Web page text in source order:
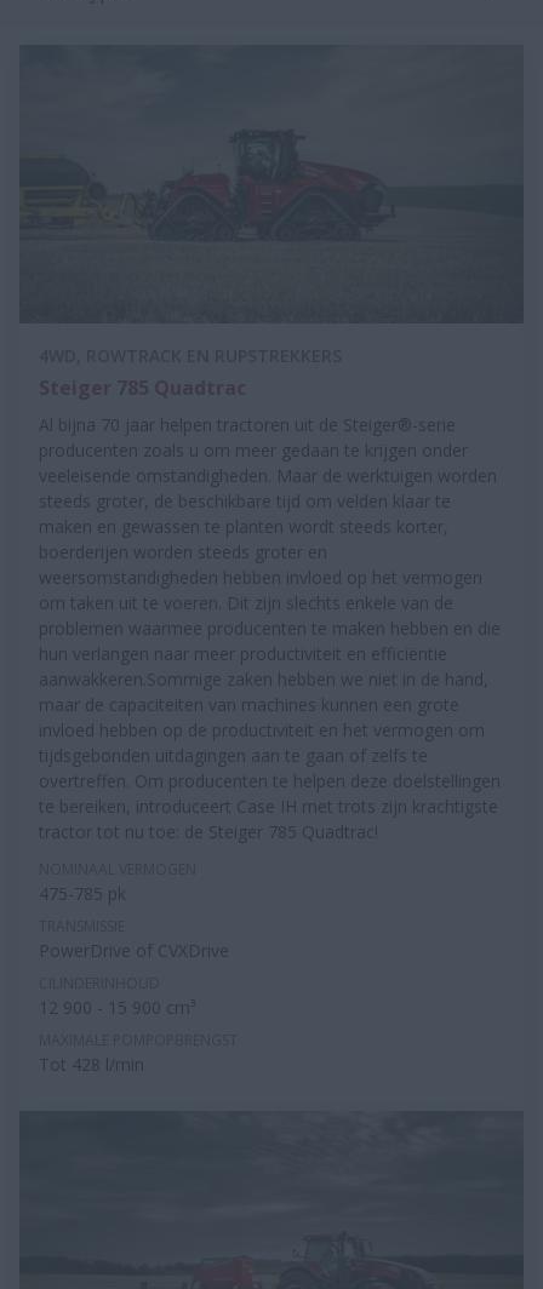
Al bijna 70 jaar helpen tractoren uit de Steiger®-serie
producenten zoals u om meer gedaan te krijgen onder
veeleisende omstandigheden. Maar de werktuigen worden
steeds groter, de beschikbare tijd om velden klaar te
maken en gewassen te planten wordt steeds korter,
boerderijen worden steeds groter en
weersomstandigheden hebben invloed op het vermogen
om taken uit te voeren. Dit zijn slechts enkele van de
problemen waarmee producenten te maken hebben en die
hun verlangen naar meer productiviteit en efficiëntie
aanwakkeren.Sommige zaken hebben we niet in de hand,
maar de capaciteiten van machines kunnen een grote
invloed hebben op de productiviteit en het vermogen om
tijdsgebonden uitdagingen aan te gaan of zelfs te
overtreffen. Om producenten te helpen deze doelstellingen
te bereiken, introduceert Case IH met trots zijn krachtigste
tractor tot nu toe: de Steiger 785 Quadtrac!
475-785 pk
PowerDrive of CVXDrive
12 900 - 15 900 cm³
Tot 428 l/min